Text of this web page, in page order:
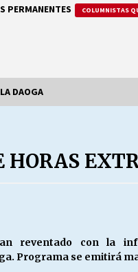
PERMANENTES COLUMNISTAS
DAOGA
reventado con la
Programa se emitirá